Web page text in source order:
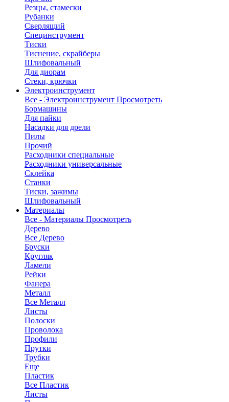
Резцы, стамески
Рубанки
Сверлящий
Специнструмент
Тиски
Тиснение, скрайберы
Шлифовальный
Для диорам
Стеки, крючки
Электроинструмент
Все - Электроинструмент Просмотреть
Бормашины
Для пайки
Насадки для дрели
Пилы
Прочий
Расходники специальные
Расходники универсальные
Склейка
Станки
Тиски, зажимы
Шлифовальный
Материалы
Все - Материалы Просмотреть
Дерево
Все Дерево
Бруски
Кругляк
Ламели
Рейки
Фанера
Металл
Все Металл
Листы
Полоски
Проволока
Профили
Прутки
Трубки
Еще
Пластик
Все Пластик
Листы